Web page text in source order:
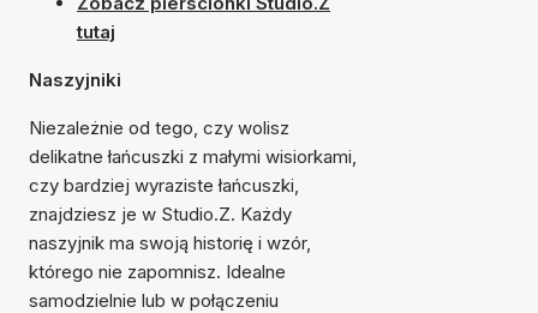
tutaj
Naszyjniki
Niezależnie od tego, czy wolisz
delikatne łańcuszki z małymi wisiorkami,
czy bardziej wyraziste łańcuszki,
znajdziesz je w Studio.Z. Każdy
naszyjnik ma swoją historię i wzór,
którego nie zapomnisz. Idealne
samodzielnie lub w połączeniu